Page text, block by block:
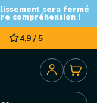
sera fermé
compréhension !
4,9 / 5